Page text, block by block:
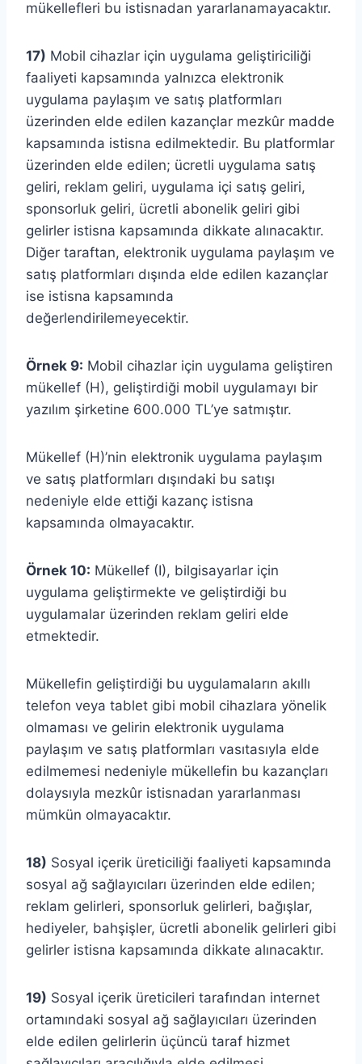
mükellefleri bu istisnadan yararlanamayacaktır.
17) Mobil cihazlar için uygulama geliştiriciliği
faaliyeti kapsamında yalnızca elektronik
uygulama paylaşım ve satış platformları
üzerinden elde edilen kazançlar mezkûr madde
kapsamında istisna edilmektedir. Bu platformlar
üzerinden elde edilen; ücretli uygulama satış
geliri, reklam geliri, uygulama içi satış geliri,
sponsorluk geliri, ücretli abonelik geliri gibi
gelirler istisna kapsamında dikkate alınacaktır.
Diğer taraftan, elektronik uygulama paylaşım ve
satış platformları dışında elde edilen kazançlar
ise istisna kapsamında
değerlendirilemeyecektir.
Örnek 9: Mobil cihazlar için uygulama geliştiren
mükellef (H), geliştirdiği mobil uygulamayı bir
yazılım şirketine 600.000 TL’ye satmıştır.
Mükellef (H)’nin elektronik uygulama paylaşım
ve satış platformları dışındaki bu satışı
nedeniyle elde ettiği kazanç istisna
kapsamında olmayacaktır.
Örnek 10: Mükellef (I), bilgisayarlar için
uygulama geliştirmekte ve geliştirdiği bu
uygulamalar üzerinden reklam geliri elde
etmektedir.
Mükellefin geliştirdiği bu uygulamaların akıllı
telefon veya tablet gibi mobil cihazlara yönelik
olmaması ve gelirin elektronik uygulama
paylaşım ve satış platformları vasıtasıyla elde
edilmemesi nedeniyle mükellefin bu kazançları
dolaysıyla mezkûr istisnadan yararlanması
mümkün olmayacaktır.
18) Sosyal içerik üreticiliği faaliyeti kapsamında
sosyal ağ sağlayıcıları üzerinden elde edilen;
reklam gelirleri, sponsorluk gelirleri, bağışlar,
hediyeler, bahşişler, ücretli abonelik gelirleri gibi
gelirler istisna kapsamında dikkate alınacaktır.
19) Sosyal içerik üreticileri tarafından internet
ortamındaki sosyal ağ sağlayıcıları üzerinden
elde edilen gelirlerin üçüncü taraf hizmet